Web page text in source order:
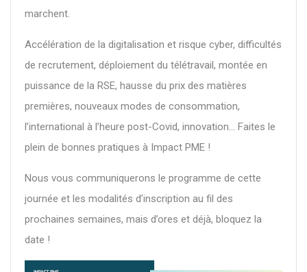
marchent.
Accélération de la digitalisation et risque cyber, difficultés
de recrutement, déploiement du télétravail, montée en
puissance de la RSE, hausse du prix des matières
premières, nouveaux modes de consommation,
l’international à l’heure post-Covid, innovation… Faites le
plein de bonnes pratiques à Impact PME !
Nous vous communiquerons le programme de cette
journée et les modalités d’inscription au fil des
prochaines semaines, mais d’ores et déjà, bloquez la
date !